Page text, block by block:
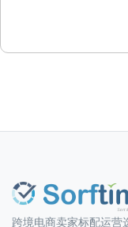
跨境电商卖家标配运营